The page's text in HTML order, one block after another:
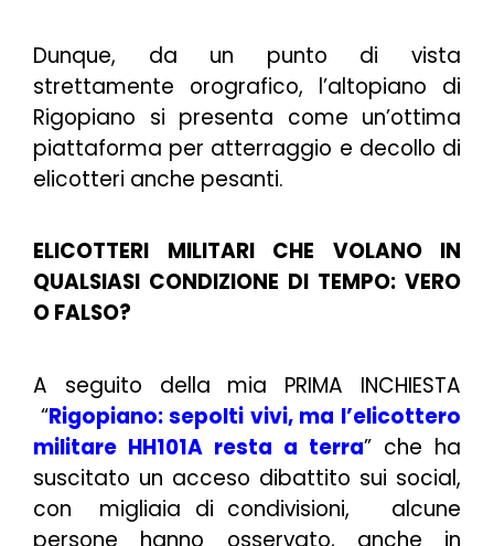
Dunque, da un punto di vista
strettamente orografico, l’altopiano di
Rigopiano si presenta come un’ottima
piattaforma per atterraggio e decollo di
elicotteri anche pesanti.
ELICOTTERI MILITARI CHE VOLANO IN
QUALSIASI CONDIZIONE DI TEMPO: VERO
O FALSO?
A seguito della mia PRIMA INCHIESTA
“Rigopiano: sepolti vivi, ma l’elicottero
militare HH101A resta a terra” che ha
suscitato un acceso dibattito sui social,
con migliaia di condivisioni, alcune
persone hanno osservato, anche in